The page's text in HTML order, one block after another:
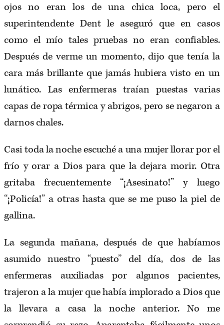
ojos no eran los de una chica loca, pero el
superintendente Dent le aseguró que en casos
como el mío tales pruebas no eran confiables.
Después de verme un momento, dijo que tenía la
cara más brillante que jamás hubiera visto en un
lunático. Las enfermeras traían puestas varias
capas de ropa térmica y abrigos, pero se negaron a
darnos chales.
Casi toda la noche escuché a una mujer llorar por el
frío y orar a Dios para que la dejara morir. Otra
gritaba frecuentemente “¡Asesinato!” y luego
“¡Policía!” a otras hasta que se me puso la piel de
gallina.
La segunda mañana, después de que habíamos
asumido nuestro “puesto” del día, dos de las
enfermeras auxiliadas por algunos pacientes,
trajeron a la mujer que había implorado a Dios que
la llevara a casa la noche anterior. No me